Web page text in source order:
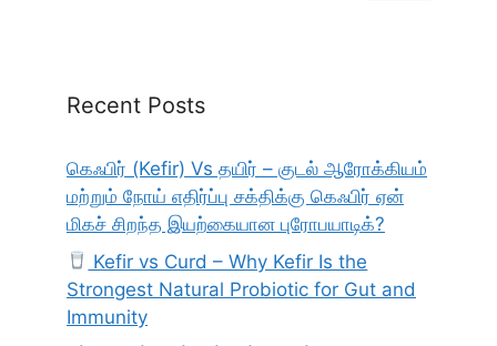
Recent Posts
கெஃபிர் (Kefir) Vs தயிர் – குடல் ஆரோக்கியம்
மற்றும் நோய் எதிர்ப்பு சக்திக்கு கெஃபிர் ஏன்
மிகச் சிறந்த இயற்கையான புரோபயாடிக்?
Kefir vs Curd – Why Kefir Is the
Strongest Natural Probiotic for Gut and
Immunity